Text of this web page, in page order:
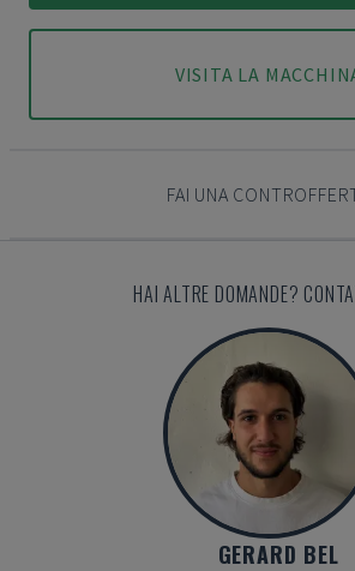
VISITA LA
FAI UNA
HAI ALTRE DOMANDE?
GERARD BEL